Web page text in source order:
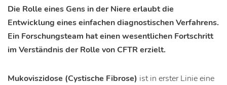
Die Rolle eines Gens in der Niere erlaubt die
Entwicklung eines einfachen diagnostischen Verfahrens.
Ein Forschungsteam hat einen wesentlichen Fortschritt
im Verständnis der Rolle von CFTR erzielt.
Mukoviszidose (Cystische Fibrose) ist in erster Linie eine